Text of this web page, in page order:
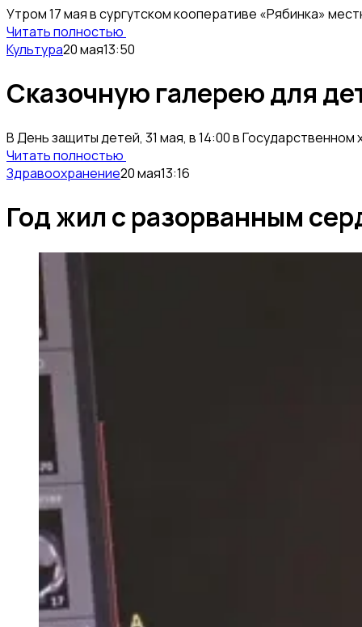
Утром 17 мая в сургутском кооперативе «Рябинка»
Читать полностью
Культура20 мая13:50
Сказочную галерею для
В День защиты детей, 31 мая, в 14:00 в
Читать полностью
Здравоохранение20 мая13:16
Год жил с разорванным